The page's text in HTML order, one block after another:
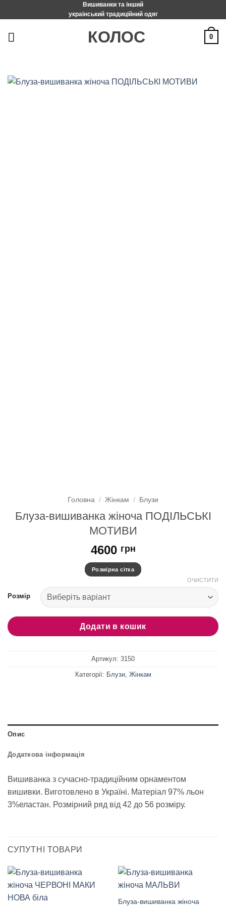
Вишиванки та інший
український традиційний одяг
КОЛОС 0
Головна / Жінкам / Блузи
Блуза-вишиванка жіноча ПОДІЛЬСЬКІ
МОТИВИ
4600 грн
Розмірна сітка
Розмір
ОЧИСТИТИ
Додати в кошик
Артикул: 3150
Категорії: Блузи, Жінкам
Опис
Додаткова інформація
Вишиванка з сучасно-традиційним орнаментом
вишивки. Виготовлено в Україні. Матеріал 97% льон
3%еластан. Розмірний ряд від 42 до 56 розміру.
СУПУТНІ ТОВАРИ
Блуза-вишиванка жіноча